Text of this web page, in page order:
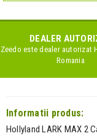
DEALER
Zeedo este dealer autorizat
Romania
Informatii produs:
Hollyland LARK MAX 2